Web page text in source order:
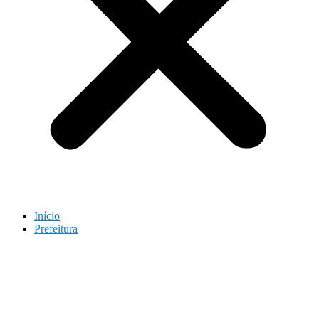
Início
Prefeitura